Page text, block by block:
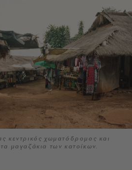
κεντρικός χωματόδρομος και
μαγαζάκια των κατοίκων.